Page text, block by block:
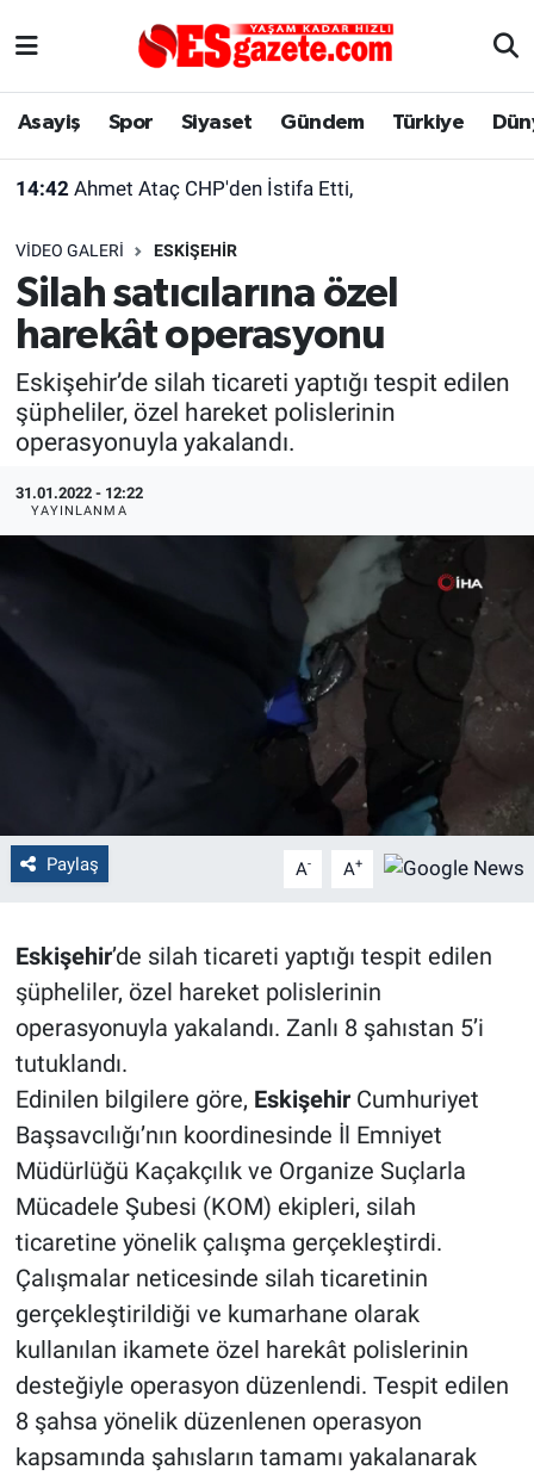
Asayiş Spor Siyaset Gündem Türkiye
14:42 Ahmet Ataç CHP'den İstifa Etti,
VIDEO GALERI ESKİŞEHİR
Silah satıcılarına özel
harekât operasyonu
Eskişehir’de silah ticareti yaptığı tespit edilen
şüpheliler, özel hareket polislerinin
operasyonuyla yakalandı.
31.01.2022 - 12:22
YAYINLANMA
Paylaş A- A+
Eskişehir’de silah ticareti yaptığı tespit edilen
şüpheliler, özel hareket polislerinin
operasyonuyla yakalandı. Zanlı 8 şahıstan 5’i
tutuklandı.
Edinilen bilgilere göre, EskişehirCumhuriyet
Başsavcılığı’nın koordinesinde İl Emniyet
Müdürlüğü Kaçakçılık ve Organize Suçlarla
Mücadele Şubesi (KOM) ekipleri, silah
ticaretine yönelik çalışma gerçekleştirdi.
Çalışmalar neticesinde silah ticaretinin
gerçekleştirildiği ve kumarhane olarak
kullanılan ikamete özel harekât polislerinin
desteğiyle operasyon düzenlendi. Tespit edilen
8 şahsa yönelik düzenlenen operasyon
kapsamında şahısların tamamı yakalanarak
Asayiş
Gündem
Türkiye
Dünya
Sağlık
Alış-Veriş/İş dünyası
Yaşam
Eskişehirspor Arşivi
Eskişehir Arşivi
Röportaj
Ekonomi
Kültür Sanat
Politika
Kütahya
Çevre
Yerel
Magazin
Bilim ve Teknoloji
Eskişehir Nöbetçi Eczaneler
Süper Lig Puan Durumu ve Fikstür
Tüm Manşetler
Son Dakika Haberleri
Haber Arşivi